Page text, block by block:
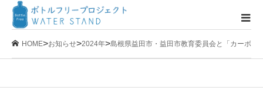
HOME>お知らせ>2024年>島根県益田市・益田市教育委員会と「カーボン